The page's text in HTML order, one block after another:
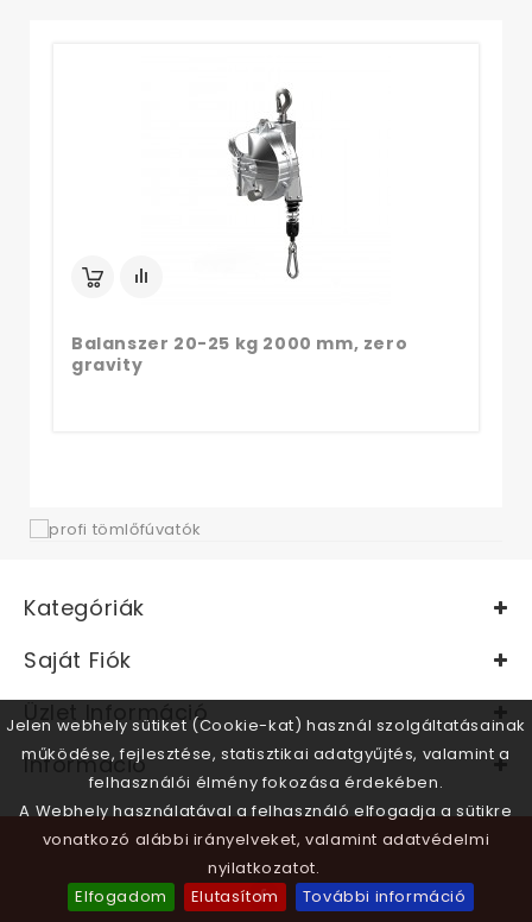
Balanszer 20-25 kg 2000 mm, zero
gravity
Kategóriák
Saját Fiók
Üzlet Információ
Információ
Jelen webhely sütiket (Cookie-kat) használ szolgáltatásainak
működése, fejlesztése, statisztikai adatgyűjtés, valamint a
felhasználói élmény fokozása érdekében.
A Webhely használatával a felhasználó elfogadja a sütikre
vonatkozó alábbi irányelveket, valamint adatvédelmi
nyilatkozatot.
Elfogadom
Elutasítom További információ